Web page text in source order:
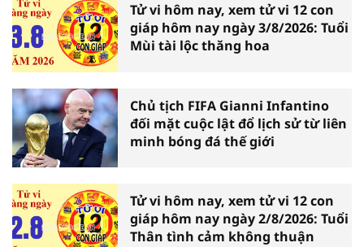
Tử vi hôm nay, xem tử vi 12 con
giáp hôm nay ngày 3/8/2026: Tuổi
Mùi tài lộc thăng hoa
Chủ tịch FIFA Gianni Infantino
đối mặt cuộc lật đổ lịch sử từ liên
minh bóng đá thế giới
Tử vi hôm nay, xem tử vi 12 con
giáp hôm nay ngày 2/8/2026: Tuổi
Thân tình cảm không thuận